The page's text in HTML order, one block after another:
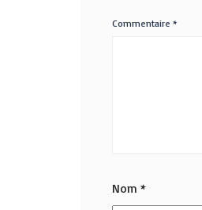
Commentaire *
Nom *